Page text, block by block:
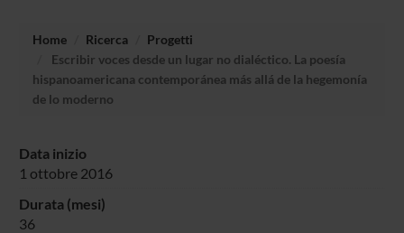
Home Ricerca
Progetti
Escribir voces desde un lugar no dialéctico. La poesía
hispanoamericana contemporánea más allá de la hegemonía
de lo moderno
Data inizio
1 ottobre 2016
Durata (mesi)
36